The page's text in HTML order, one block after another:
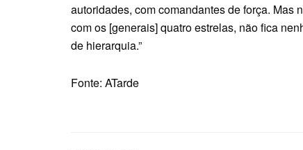
autoridades, com comandantes de força.
com os [generais] quatro estrelas, não fica
de hierarquia.”
Fonte: ATarde